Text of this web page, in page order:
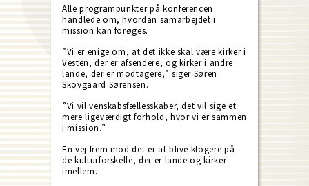
Alle programpunkter på konferencen
handlede om, hvordan samarbejdet i
mission kan forøges.
”Vi er enige om, at det ikke skal være kirker i
Vesten, der er afsendere, og kirker i andre
lande, der er modtagere,” siger Søren
Skovgaard Sørensen.
”Vi vil venskabsfællesskaber, det vil sige et
mere ligeværdigt forhold, hvor vi er sammen
i mission.”
En vej frem mod det er at blive klogere på
de kulturforskelle, der er lande og kirker
imellem.